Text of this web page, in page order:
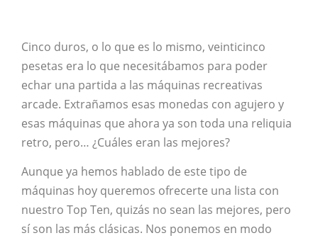
Cinco duros, o lo que es lo mismo, veinticinco
pesetas era lo que necesitábamos para poder
echar una partida a las máquinas recreativas
arcade. Extrañamos esas monedas con agujero y
esas máquinas que ahora ya son toda una reliquia
retro, pero… ¿Cuáles eran las mejores?
Aunque ya hemos hablado de este tipo de
máquinas hoy queremos ofrecerte una lista con
nuestro Top Ten, quizás no sean las mejores, pero
sí son las más clásicas. Nos ponemos en modo